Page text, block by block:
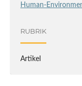
Human-
RUBRIK
Artikel